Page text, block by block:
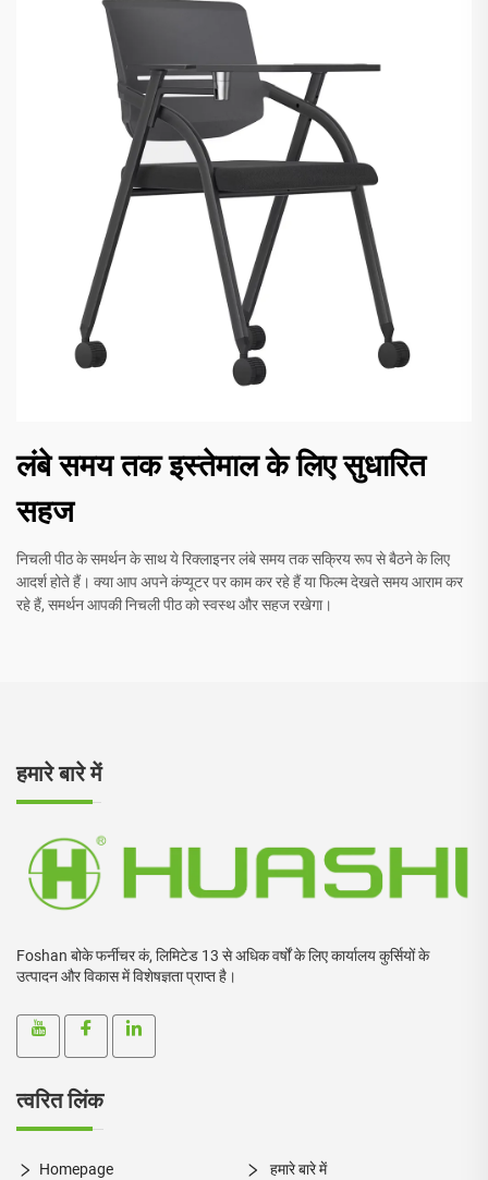
लंबे समय तक इस्तेमाल के लिए सुधारित
सहज
निचली पीठ के समर्थन के साथ ये रिक्लाइनर लंबे समय तक सक्रिय रूप से बैठने के लिए
आदर्श होते हैं। क्या आप अपने कंप्यूटर पर काम कर रहे हैं या फिल्म देखते समय आराम कर
रहे हैं, समर्थन आपकी निचली पीठ को स्वस्थ और सहज रखेगा।
हमारे बारे में
Foshan बोके फर्नीचर कं, लिमिटेड 13 से अधिक वर्षों के लिए कार्यालय कुर्सियों के
उत्पादन और विकास में विशेषज्ञता प्राप्त है।
त्वरित लिंक
Homepage हमारे बारे में